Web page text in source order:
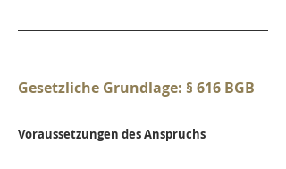
Gesetzliche Grundlage: § 616 BGB
Voraussetzungen des Anspruchs